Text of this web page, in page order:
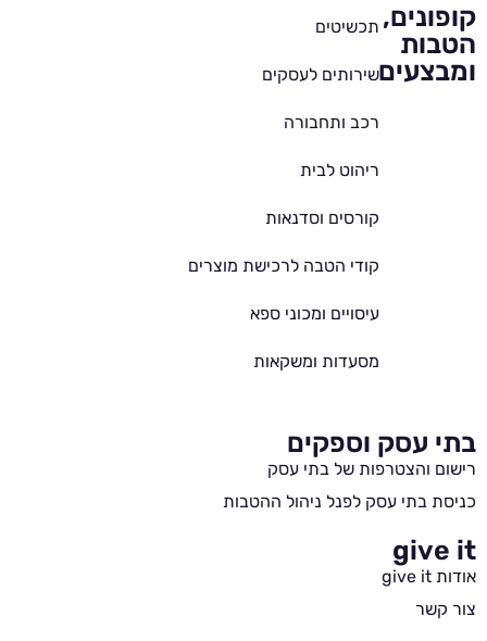
קופונים,
הטבות
ומבצעים
תכשיטים
שירותים לעסקים
רכב ותחבורה
ריהוט לבית
קורסים וסדנאות
קודי הטבה לרכישת מוצרים
עיסויים ומכוני ספא
מסעדות ומשקאות
בתי עסק וספקים
רישום והצטרפות של בתי עסק
כניסת בתי עסק לפנל ניהול ההטבות
give it
אודות give it
צור קשר